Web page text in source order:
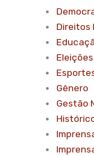
Direitos
Gênero
Gestão